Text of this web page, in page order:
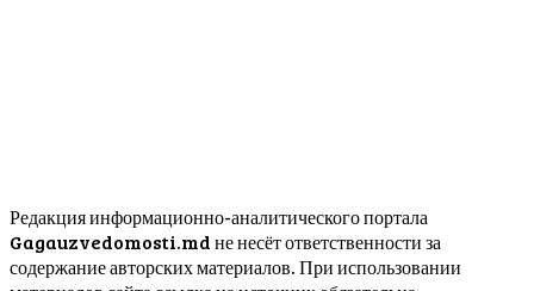
Редакция информационно-аналитического портала
Gagauzvedomosti.md не несёт ответственности за
содержание авторских материалов. При использовании